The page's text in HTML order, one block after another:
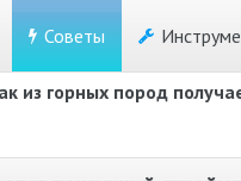
Советы
из горных пород